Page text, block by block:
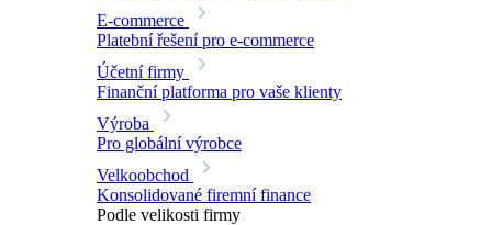
E-commerce
Platební řešení pro e-commerce
Účetní firmy
Finanční platforma pro vaše klienty
Výroba
Pro globální výrobce
Velkoobchod
Konsolidované firemní finance
Podle velikosti firmy